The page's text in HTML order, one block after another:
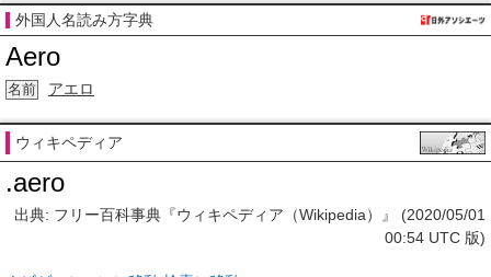
外国人名読み方字典
Aero
名前 アエロ
ウィキペディア
.aero
出典: フリー百科事典『ウィキペディア（Wikipedia）』 (2020/05/01
00:54 UTC 版)